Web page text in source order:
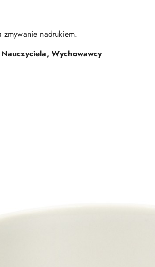
nadrukiem.
Nauczyciela, Wychowawcy